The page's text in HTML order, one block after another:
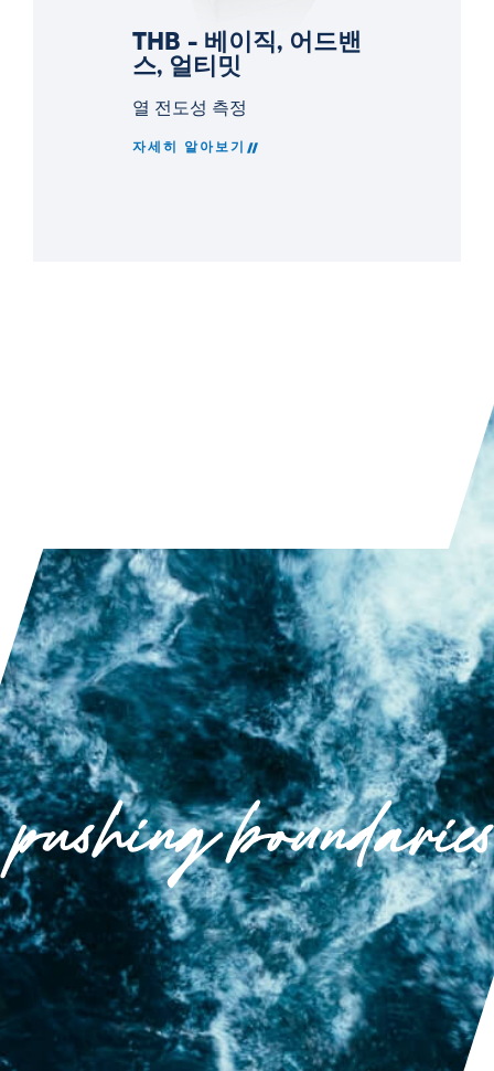
THB - 베이직, 어드밴
스, 얼티밋
열 전도성 측정
자세히 알아보기